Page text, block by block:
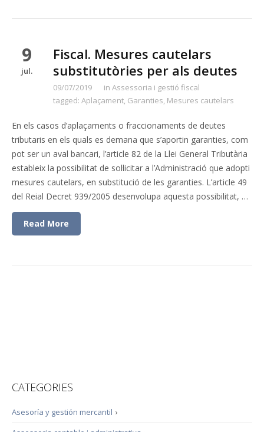
9
jul.
Fiscal. Mesures cautelars
substitutòries per als deutes
09/07/2019 in Assessoria i gestió fiscal
tagged: Aplaçament, Garanties, Mesures cautelars
En els casos d’aplaçaments o fraccionaments de deutes
tributaris en els quals es demana que s’aportin garanties, com
pot ser un aval bancari, l’article 82 de la Llei General Tributària
estableix la possibilitat de sol·licitar a l’Administració que adopti
mesures cautelars, en substitució de les garanties. L’article 49
del Reial Decret 939/2005 desenvolupa aquesta possibilitat, …
Read More
CATEGORIES
›
Asesoría y gestión mercantil